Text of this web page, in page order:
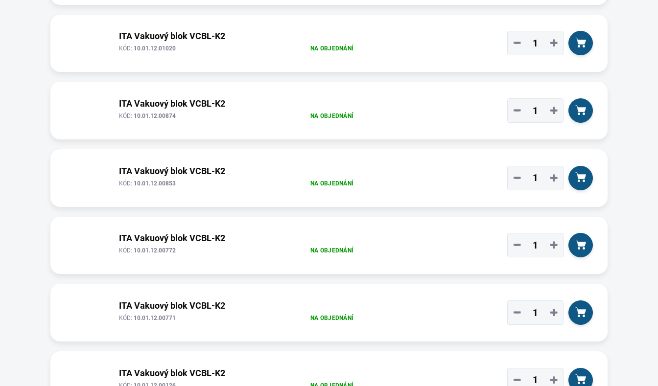
ITA Vakuový blok VCBL-K2
NA OBJEDNÁNÍ
KÓD: 10.01.12.01020 +
−
ITA Vakuový blok VCBL-K2
NA OBJEDNÁNÍ
KÓD: 10.01.12.00874 +
−
ITA Vakuový blok VCBL-K2
NA OBJEDNÁNÍ
KÓD: 10.01.12.00853 +
−
ITA Vakuový blok VCBL-K2
NA OBJEDNÁNÍ
KÓD: 10.01.12.00772 +
−
ITA Vakuový blok VCBL-K2
NA OBJEDNÁNÍ
KÓD: 10.01.12.00771 +
−
ITA Vakuový blok VCBL-K2
+
−